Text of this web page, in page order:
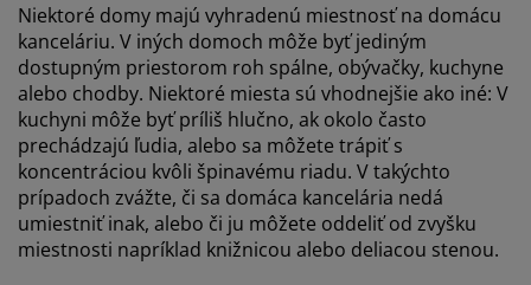
Niektoré domy majú vyhradenú miestnosť na domácu
kanceláriu. V iných domoch môže byť jediným
dostupným priestorom roh spálne, obývačky, kuchyne
alebo chodby. Niektoré miesta sú vhodnejšie ako iné: V
kuchyni môže byť príliš hlučno, ak okolo často
prechádzajú ľudia, alebo sa môžete trápiť s
koncentráciou kvôli špinavému riadu. V takýchto
prípadoch zvážte, či sa domáca kancelária nedá
umiestniť inak, alebo či ju môžete oddeliť od zvyšku
miestnosti napríklad knižnicou alebo deliacou stenou.